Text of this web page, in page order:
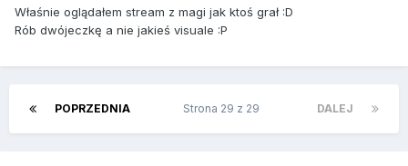
Właśnie oglądałem stream z magi jak ktoś grał :D
Rób dwójeczkę a nie jakieś visuale :P
POPRZEDNIA DALEJ
Strona 29 z 29